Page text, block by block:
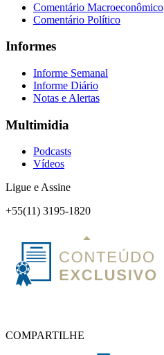
Comentário Macroeconômico
Comentário Político
Informes
Informe Semanal
Informe Diário
Notas e Alertas
Multimidia
Podcasts
Vídeos
Ligue e Assine
+55(11) 3195-1820
COMPARTILHE